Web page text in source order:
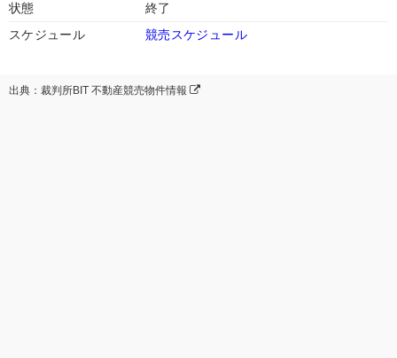
状態
終了
スケジュール
競売スケジュール
出典：裁判所BIT 不動産競売物件情報